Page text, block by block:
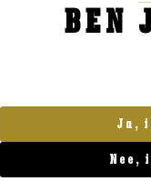
BESTELLEN
BEN
Ja,
Nee,